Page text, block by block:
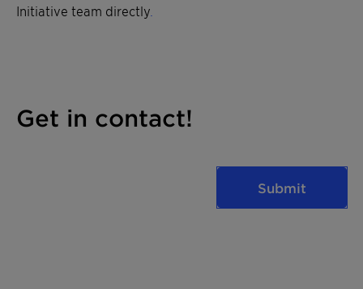
Initiative team directly
Get in contact!
Submit